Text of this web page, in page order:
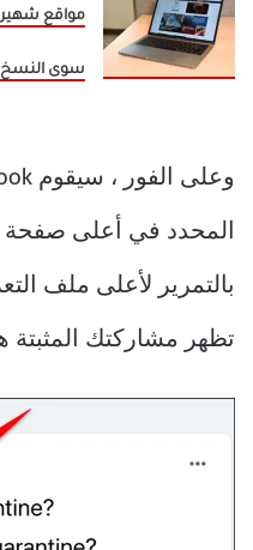
مواقع
سوى النسخ
المحدد في أعلى
بالتمرير لأعلى ملف
تظهر مشاركتك المثبتة